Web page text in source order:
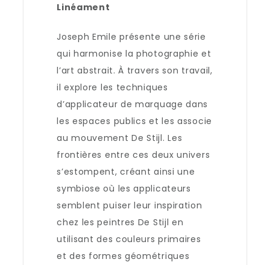
Linéament
Joseph Emile présente une série
qui harmonise la photographie et
l’art abstrait. À travers son travail,
il explore les techniques
d’applicateur de marquage dans
les espaces publics et les associe
au mouvement De Stijl. Les
frontières entre ces deux univers
s’estompent, créant ainsi une
symbiose où les applicateurs
semblent puiser leur inspiration
chez les peintres De Stijl en
utilisant des couleurs primaires
et des formes géométriques